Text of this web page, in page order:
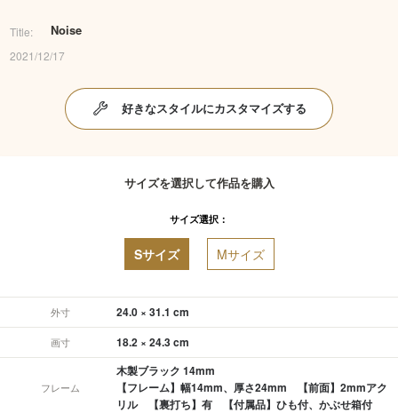
Title: Noise
2021/12/17
好きなスタイルにカスタマイズする
サイズを選択して作品を購入
サイズ選択：
Sサイズ Mサイズ
外寸 24.0 × 31.1 cm
画寸 18.2 × 24.3 cm
フレーム
木製ブラック 14mm
【フレーム】幅14mm、厚さ24mm 【前面】2mmアク
リル 【裏打ち】有 【付属品】ひも付、かぶせ箱付